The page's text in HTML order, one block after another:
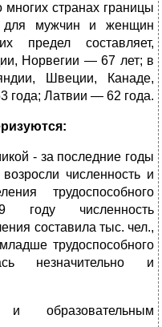
странах границы
для мужчин и женщин
предел составляет,
Норвегии — 67 лет; в
Швеции, Канаде,
Латвии — 62 года.
- за последние годы
численность и
трудоспособного
году численность
составила тыс. чел.,
трудоспособного
незначительно и
и образовательным